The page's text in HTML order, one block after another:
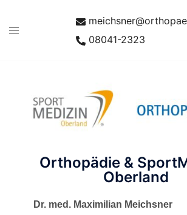
08041-2323
Orthopädie &
Oberland
Dr. med. Maximilian Meichsner